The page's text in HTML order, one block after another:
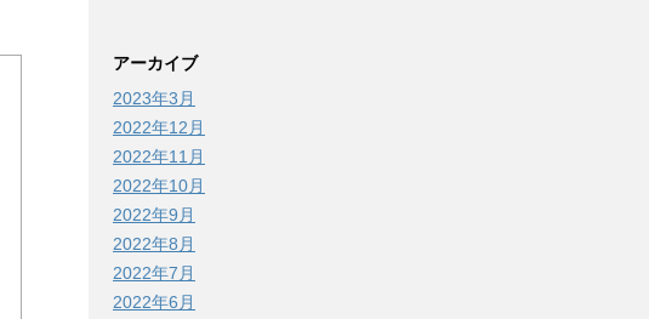
アーカイブ
2023年3月
2022年12月
2022年11月
2022年10月
2022年9月
2022年8月
2022年7月
2022年6月